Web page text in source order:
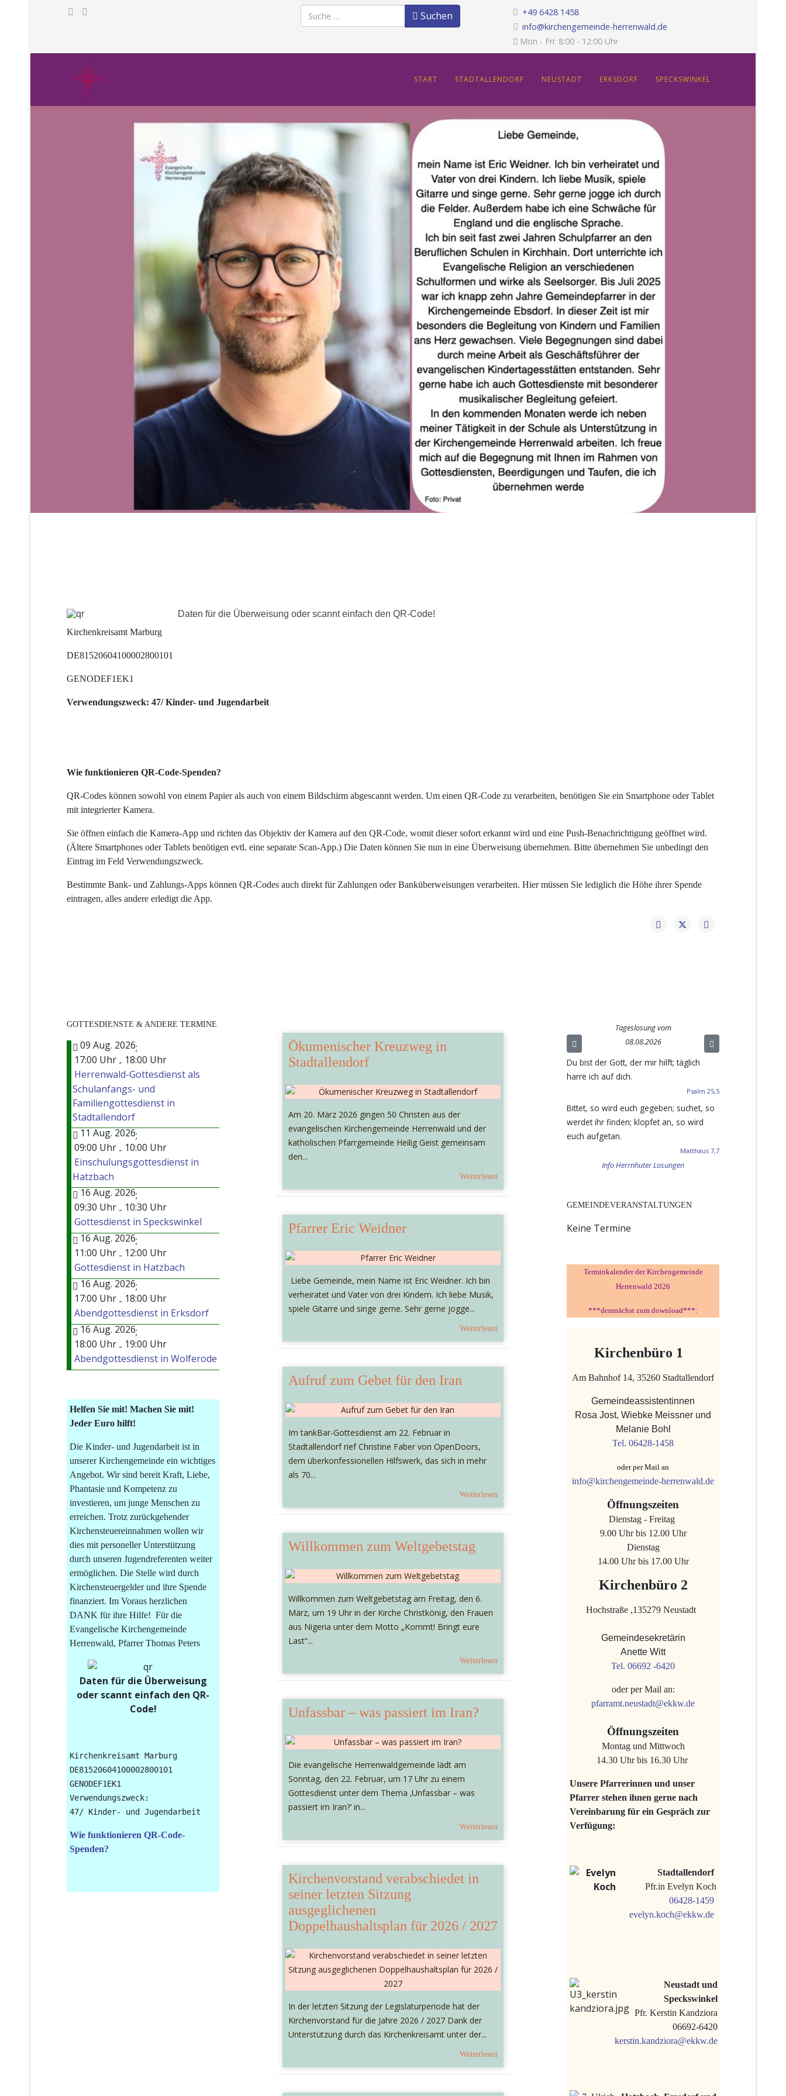
Suchen Suchen
+49 6428 1458
info@kirchengemeinde-herrenwald.de
Mon - Fri: 8:00 - 12:00 Uhr
START STADTALLENDORF NEUSTADT ERKSDORF SPECKSWINKEL
Daten für die Überweisung oder scannt einfach den QR-Code!
Kirchenkreisamt Marburg
DE81520604100002800101
GENODEF1EK1
Verwendungszweck: 47/ Kinder- und Jugendarbeit
Wie funktionieren QR-Code-Spenden?
QR-Codes können sowohl von einem Papier als auch von einem Bildschirm abgescannt werden. Um einen QR-Code zu verarbeiten, benötigen Sie ein Smartphone oder Tablet
mit integrierter Kamera.
Sie öffnen einfach die Kamera-App und richten das Objektiv der Kamera auf den QR-Code, womit dieser sofort erkannt wird und eine Push-Benachrichtigung geöffnet wird.
(Ältere Smartphones oder Tablets benötigen evtl. eine separate Scan-App.) Die Daten können Sie nun in eine Überweisung übernehmen. Bitte übernehmen Sie unbedingt den
Eintrag im Feld Verwendungszweck.
Bestimmte Bank- und Zahlungs-Apps können QR-Codes auch direkt für Zahlungen oder Banküberweisungen verarbeiten. Hier müssen Sie lediglich die Höhe ihrer Spende
eintragen, alles andere erledigt die App.
GOTTESDIENSTE & ANDERE TERMINE
09 Aug. 2026;
17:00 Uhr - 18:00 Uhr
Herrenwald-Gottesdienst als
Schulanfangs- und
Familiengottesdienst in
Stadtallendorf
11 Aug. 2026;
09:00 Uhr - 10:00 Uhr
Einschulungsgottesdienst in
Hatzbach
16 Aug. 2026;
09:30 Uhr - 10:30 Uhr
Gottesdienst in Speckswinkel
16 Aug. 2026;
11:00 Uhr - 12:00 Uhr
Gottesdienst in Hatzbach
16 Aug. 2026;
17:00 Uhr - 18:00 Uhr
Abendgottesdienst in Erksdorf
16 Aug. 2026;
18:00 Uhr - 19:00 Uhr
Abendgottesdienst in Wolferode
Helfen Sie mit! Machen Sie mit!
Jeder Euro hilft!
Die Kinder- und Jugendarbeit ist in
unserer Kirchengemeinde ein wichtiges
Angebot. Wir sind bereit Kraft, Liebe,
Phantasie und Kompetenz zu
investieren, um junge Menschen zu
erreichen. Trotz zurückgehender
Kirchensteuereinnahmen wollen wir
dies mit personeller Unterstützung
durch unseren Jugendreferenten weiter
ermöglichen. Die Stelle wird durch
Kirchensteuergelder und ihre Spende
finanziert. Im Voraus herzlichen
DANK für ihre Hilfe! Für die
Evangelische Kirchengemeinde
Herrenwald, Pfarrer Thomas Peters
Daten für die Überweisung
oder scannt einfach den QR-
Code!
Kirchenkreisamt Marburg
DE81520604100002800101
GENODEF1EK1
Verwendungszweck:
Wie funktionieren QR-Code-
Spenden?
Ökumenischer Kreuzweg in
Stadtallendorf
Am 20. März 2026 gingen 50 Christen aus der
evangelischen Kirchengemeinde Herrenwald und der
katholischen Pfarrgemeinde Heilig Geist gemeinsam
den...
Weiterlesen
Pfarrer Eric Weidner
Liebe Gemeinde, mein Name ist Eric Weidner. Ich bin
verheiratet und Vater von drei Kindern. Ich liebe Musik,
spiele Gitarre und singe gerne. Sehr gerne jogge...
Weiterlesen
Aufruf zum Gebet für den Iran
Im tankBar-Gottesdienst am 22. Februar in
Stadtallendorf rief Christine Faber von OpenDoors,
dem überkonfessionellen Hilfswerk, das sich in mehr
als 70...
Weiterlesen
Willkommen zum Weltgebetstag
Willkommen zum Weltgebetstag am Freitag, den 6.
März, um 19 Uhr in der Kirche Christkönig, den Frauen
aus Nigeria unter dem Motto „Kommt! Bringt eure
Last“...
Weiterlesen
Unfassbar – was passiert im Iran?
Die evangelische Herrenwaldgemeinde lädt am
Sonntag, den 22. Februar, um 17 Uhr zu einem
Gottesdienst unter dem Thema ‚Unfassbar – was
passiert im Iran?‘ in...
Weiterlesen
Kirchenvorstand verabschiedet in
seiner letzten Sitzung
ausgeglichenen
Doppelhaushaltsplan für 2026 / 2027
In der letzten Sitzung der Legislaturperiode hat der
Kirchenvorstand für die Jahre 2026 / 2027 Dank der
Unterstützung durch das Kirchenkreisamt unter der...
Weiterlesen
Tageslosung vom
08.08.2026
Du bist der Gott, der mir hilft; täglich
harre ich auf dich.
Psalm 25,5
Bittet, so wird euch gegeben; suchet, so
werdet ihr finden; klopfet an, so wird
euch aufgetan.
Matthäus 7,7
Info Herrnhuter Losungen
GEMEINDEVERANSTALTUNGEN
Keine Termine
Terminkalender der Kirchengemeinde
Herrenwald 2026
***demnächst zum download***:
Kirchenbüro 1
Am Bahnhof 14, 35260 Stadtallendorf
Gemeindeassistentinnen
Rosa Jost, Wiebke Meissner und
Melanie Bohl
Tel. 06428-1458
oder per Mail an
info@kirchengemeinde-herrenwald.de
Öffnungszeiten
Dienstag - Freitag
9.00 Uhr bis 12.00 Uhr
Dienstag
14.00 Uhr bis 17.00 Uhr
Kirchenbüro 2
Hochstraße ,135279 Neustadt
Gemeindesekretärin
Anette Witt
Tel. 06692 -6420
oder per Mail an:
pfarramt.neustadt@ekkw.de
Öffnungszeiten
Montag und Mittwoch
14.30 Uhr bis 16.30 Uhr
Unsere Pfarrerinnen und unser
Pfarrer stehen ihnen gerne nach
Vereinbarung für ein Gespräch zur
Verfügung:
Stadtallendorf
Pfr.in Evelyn Koch
06428-1459
evelyn.koch@ekkw.de
Neustadt und
Speckswinkel
Pfr. Kerstin Kandziora
06692-6420
kerstin.kandziora@ekkw.de